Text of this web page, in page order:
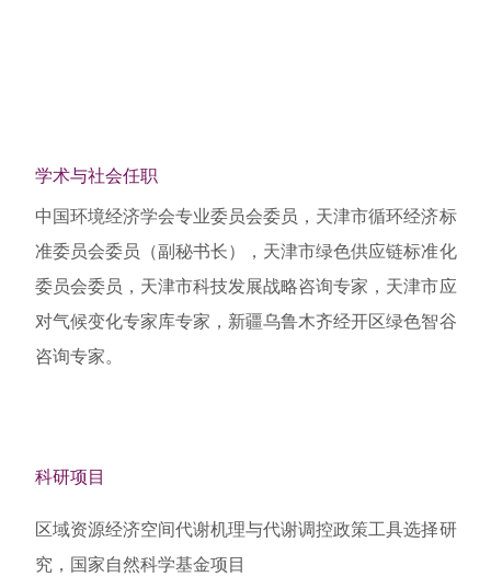
学术与社会任职
中国环境经济学会专业委员会委员，天津市循环经济标
准委员会委员（副秘书长），天津市绿色供应链标准化
委员会委员，天津市科技发展战略咨询专家，天津市应
对气候变化专家库专家，新疆乌鲁木齐经开区绿色智谷
咨询专家。
科研项目
区域资源经济空间代谢机理与代谢调控政策工具选择研
究，国家自然科学基金项目